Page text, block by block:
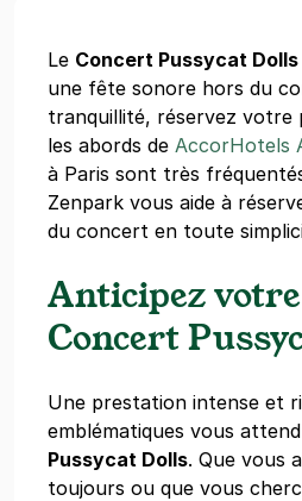
Le Concert Pussycat Dolls
une fête sonore hors du
tranquillité, réservez votre
les abords de AccorHotels
à Paris sont très
Zenpark vous aide à
du concert en toute
Anticipez
Concert
Une prestation intense et
emblématiques vous
Pussycat Dolls. Que vous
toujours ou que vous